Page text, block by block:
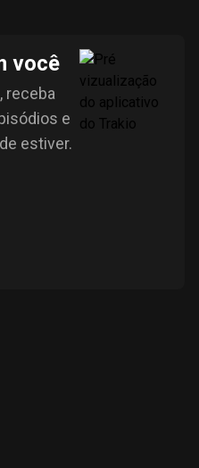
você
receba
e
estiver.